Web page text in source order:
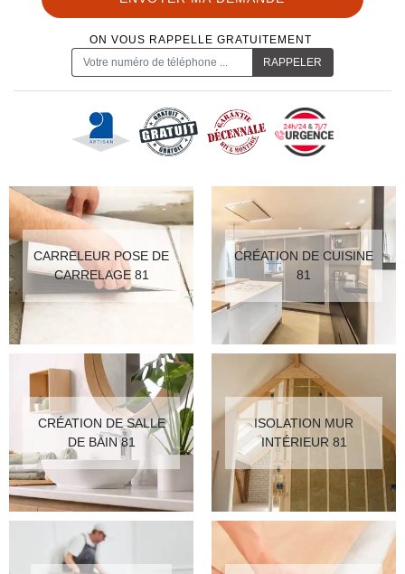
ON VOUS RAPPELLE GRATUITEMENT
CARRELEUR POSE DE
CARRELAGE 81
CRÉATION DE CUISINE
81
CRÉATION DE SALLE
DE BAIN 81
ISOLATION MUR
INTÉRIEUR 81